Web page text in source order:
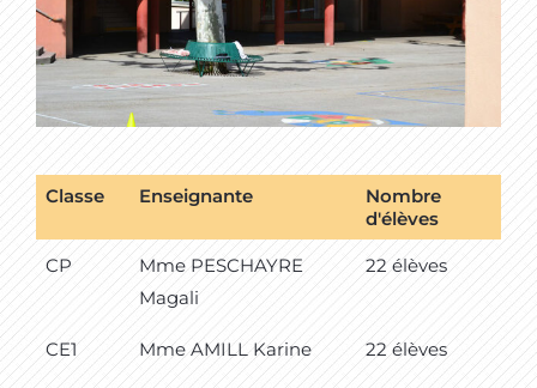
Classe Enseignante
Nombre
d'élèves
CP
Mme PESCHAYRE
Magali
22 élèves
CE1 Mme AMILL Karine 22 élèves